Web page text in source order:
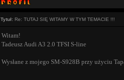
Tytuł: Re: TUTAJ SIĘ WITAMY W TYM TEMACIE !!!
Witam!
Tadeusz Audi A3 2.0 TFSI S-line
Wysłane z mojego SM-S928B przy użyciu